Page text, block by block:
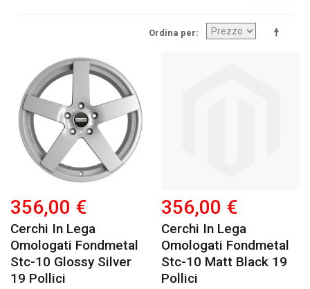
Ordina per
356,00 €
Cerchi In Lega
Omologati Fondmetal
Stc-10 Glossy Silver
19 Pollici
356,00 €
Cerchi In Lega
Omologati Fondmetal
Stc-10 Matt Black 19
Pollici